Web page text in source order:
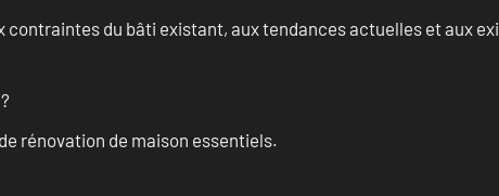
contraintes du bâti existant, aux tendances actuelles et aux
rénovation de maison essentiels.